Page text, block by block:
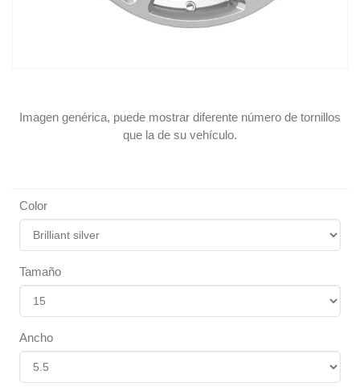
Imagen genérica, puede mostrar diferente número de tornillos
que la de su vehículo.
Color
Tamaño
Ancho